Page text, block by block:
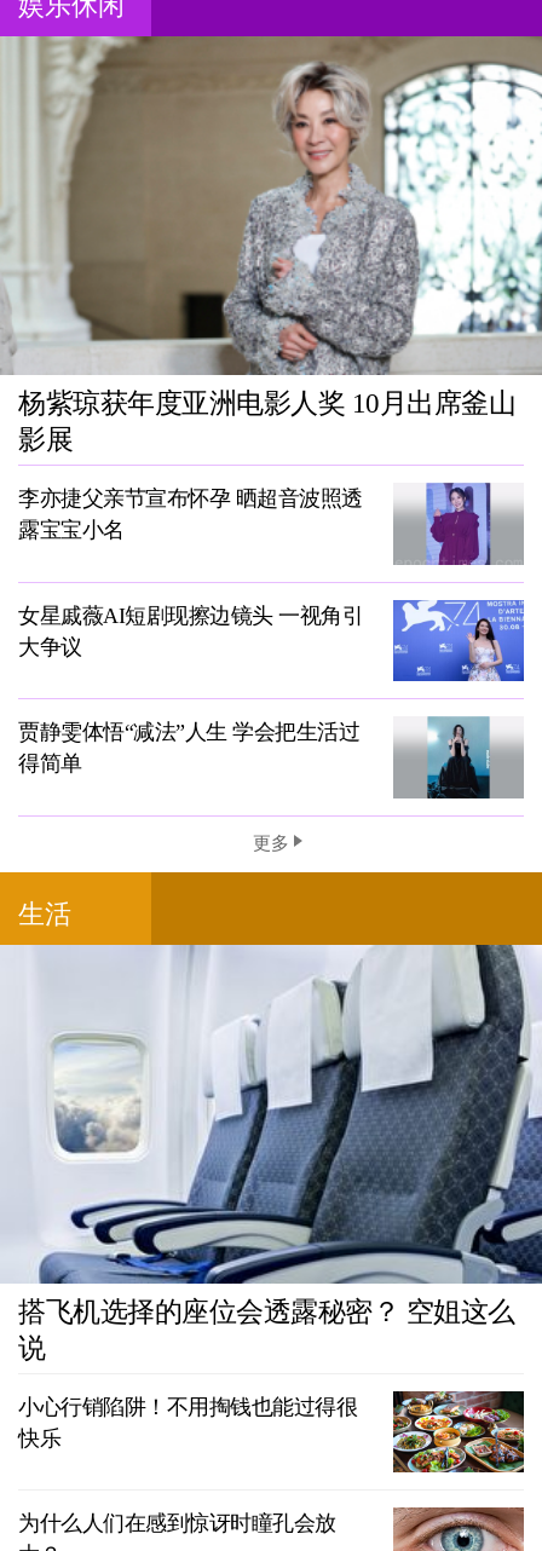
杨紫琼获年度亚洲电影人奖 10月出席釜山
影展
李亦捷父亲节宣布怀孕 晒超音波照透
露宝宝小名
女星戚薇AI短剧现擦边镜头 一视角引
大争议
贾静雯体悟“减法”人生 学会把生活过
得简单
更多
生活
搭飞机选择的座位会透露秘密？ 空姐这么
说
小心行销陷阱！不用掏钱也能过得很
快乐
为什么人们在感到惊讶时瞳孔会放